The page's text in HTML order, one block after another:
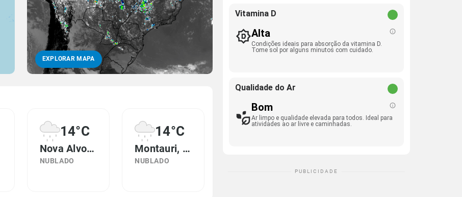
EXPLORAR MAPA
14°C
Nova Alvorada, RS
NUBLADO
14°C
Montauri, RS
NUBLADO
Vitamina D
Alta
Condições ideais para absorção da vitamina D.
Tome sol por alguns minutos com cuidado.
Qualidade do Ar
Bom
Ar limpo e qualidade elevada para todos. Ideal para
atividades ao ar livre e caminhadas.